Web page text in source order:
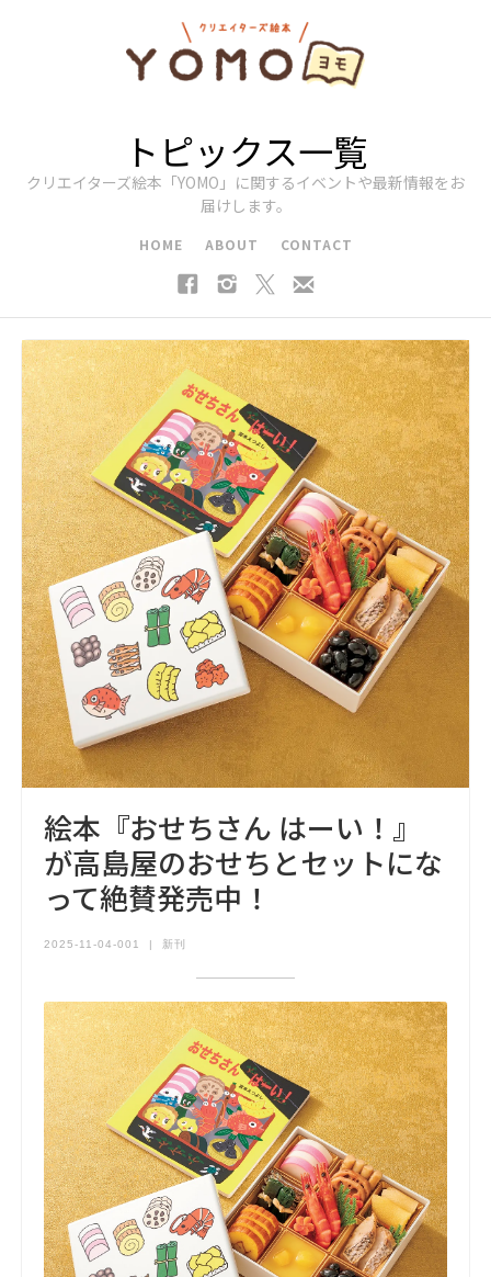
トピックス一覧
クリエイターズ絵本「YOMO」に関するイベントや最新情報をお
届けします。
HOME ABOUT CONTACT
絵本『おせちさん はーい！』
が高島屋のおせちとセットにな
って絶賛発売中！
2025-11-04-001 | 新刊